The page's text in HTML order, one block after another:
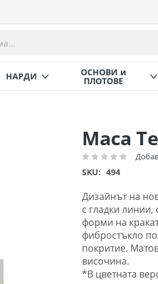
НАРДИ ОСНОВИ и
ПЛОТОВЕ
Маса
Рейтинг:
SKU 494
Дизайнът на
с гладки
форми на
фибростъкло
покритие.
височина.
*В цветната